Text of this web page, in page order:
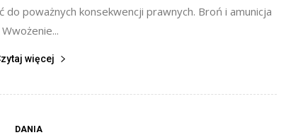
poważnych konsekwencji prawnych. Broń i amunicja
Wwożenie...
więcej
DANIA